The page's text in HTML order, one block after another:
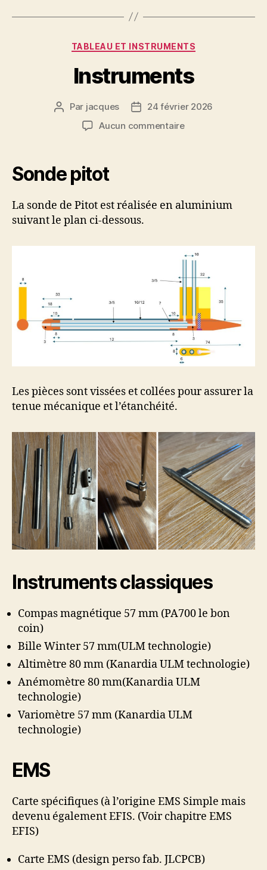
Catégories
TABLEAU ET INSTRUMENTS
Instruments
Auteur
l’article
Par jacques
Date24 février 2026
Aucun commentairesur
Sonde pitot
La sonde de Pitot est réalisée en aluminium
suivant le plan ci-dessous.
Les pièces sont vissées et collées pour assurer la
tenue mécanique et l’étanchéité.
Instruments classiques
Compas magnétique 57 mm (PA700 le bon
coin)
Bille Winter 57 mm(ULM technologie)
Altimètre 80 mm (Kanardia ULM technologie)
Anémomètre 80 mm(Kanardia ULM
technologie)
Variomètre 57 mm (Kanardia ULM
technologie)
EMS
Carte spécifiques (à l’origine EMS Simple mais
devenu également EFIS. (Voir chapitre EMS
EFIS)
Carte EMS (design perso fab. JLCPCB)